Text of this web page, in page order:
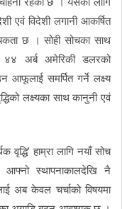
एवं विदेशी लगानी आकर्षित
छ । सोही सोचका साथ
अर्ब अमेरिकी डलरको
आफूलाई समर्पित गर्ने लक्ष्य
लक्ष्यका साथ कानुनी एवं
हाम्रा लागि नयाँ सोच
स्थापनाकालदेखि नै
अब केवल चर्चाको विषयमा